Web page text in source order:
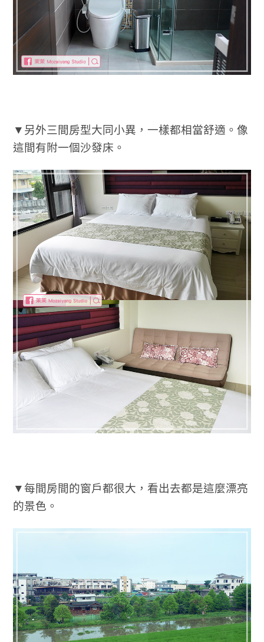
▼另外三間房型大同小異，一樣都相當舒適。像
這間有附一個沙發床。
▼每間房間的窗戶都很大，看出去都是這麼漂亮
的景色。